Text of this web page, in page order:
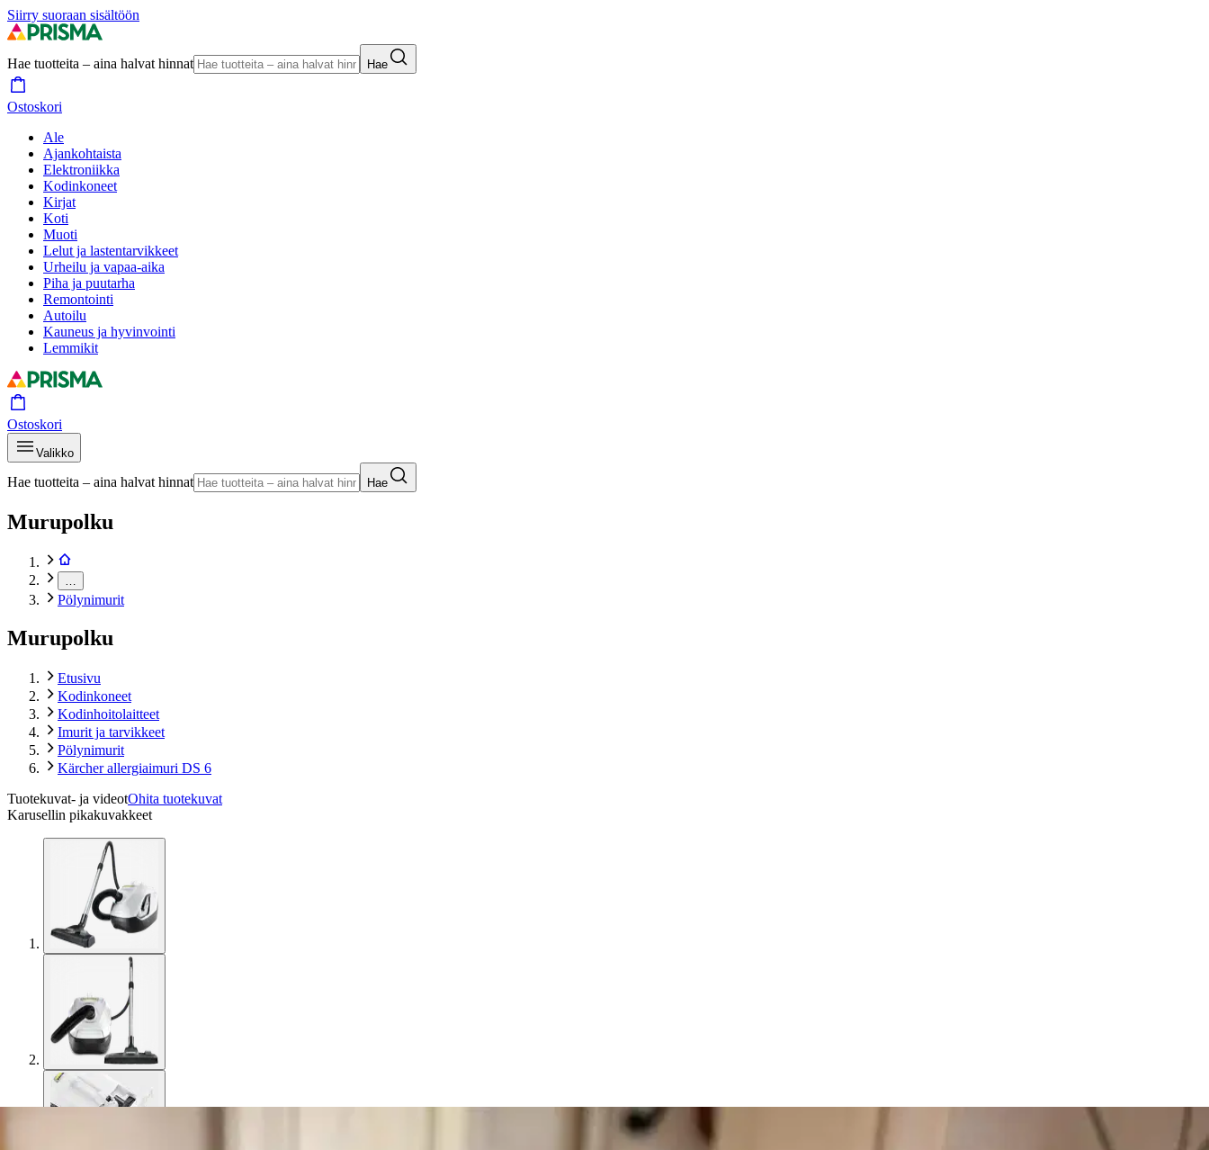
Siirry suoraan sisältöön
Hae tuotteita – aina halvat hinnat Hae
Ostoskori
Ale
Ajankohtaista
Elektroniikka
Kodinkoneet
Kirjat
Koti
Muoti
Lelut ja lastentarvikkeet
Urheilu ja vapaa-aika
Piha ja puutarha
Remontointi
Autoilu
Kauneus ja hyvinvointi
Lemmikit
Ostoskori
Valikko
Hae tuotteita – aina halvat hinnat Hae
Murupolku
Pölynimurit
Murupolku
Etusivu
Kodinkoneet
Kodinhoitolaitteet
Imurit ja tarvikkeet
Pölynimurit
Kärcher allergiaimuri DS 6
Tuotekuvat- ja videotOhita tuotekuvat
Karusellin pikakuvakkeet